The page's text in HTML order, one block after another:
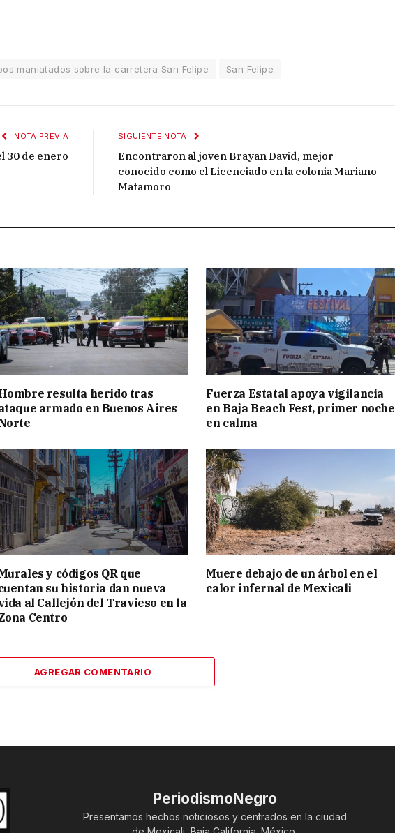
maniatados sobre la carretera San Felipe San Felipe
NOTA PREVIA
30 de enero
SIGUIENTE NOTA
Encontraron al joven Brayan David, mejor
conocido como el Licenciado en la colonia Mariano
Matamoro
resulta herido tras
armado en Buenos Aires
Fuerza Estatal apoya vigilancia
en Baja Beach Fest, primer noche
en calma
y códigos QR que
su historia dan nueva
al Callejón del Travieso en la
Centro
Muere debajo de un árbol en el
calor infernal de Mexicali
AGREGAR COMENTARIO
PeriodismoNegro
Presentamos hechos noticiosos y centrados en la ciudad